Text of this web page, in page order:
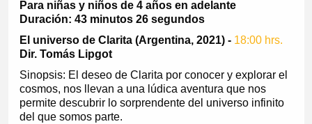
Para niñas y niños de 4 años en adelante
Duración: 43 minutos 26 segundos
El universo de Clarita (Argentina, 2021) - 18:00 hrs.
Dir. Tomás Lipgot
Sinopsis: El deseo de Clarita por conocer y explorar el
cosmos, nos llevan a una lúdica aventura que nos
permite descubrir lo sorprendente del universo infinito
del que somos parte.